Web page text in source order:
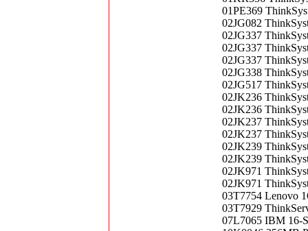
01PE369
02JG082
02JG337
02JG337
02JG337
02JG338
02JG517
02JK236
02JK236
02JK237
02JK237
02JK239
02JK239
02JK971
02JK971
03T7754 Lenovo
03T7929
07L7065 IBM 16-